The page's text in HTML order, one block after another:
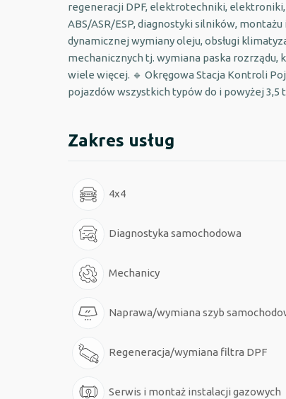
regeneracji DPF, elektrotechniki,
ABS/ASR/ESP, diagnostyki silników,
dynamicznej wymiany oleju, obsługi
mechanicznych tj. wymiana paska
wiele więcej. 🔹 Okręgowa Stacja Kontroli
pojazdów wszystkich typów do i powyżej 3,5
Zakres usług
4x4
Diagnostyka samochodowa
Mechanicy
Naprawa/wymiana szyb
Regeneracja/wymiana filtra DPF
Serwis i montaż instalacji gazowych